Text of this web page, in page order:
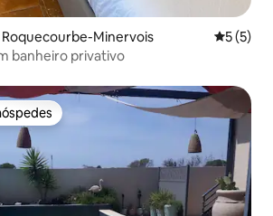
Minervois 5 de
5 (5)
banheiro privativo
preferidos dos hóspedes